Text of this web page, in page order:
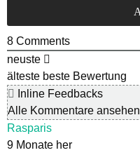
8 Comments
neuste
älteste beste Bewertung
Inline Feedbacks
Alle Kommentare ansehen
Rasparis
9 Monate her